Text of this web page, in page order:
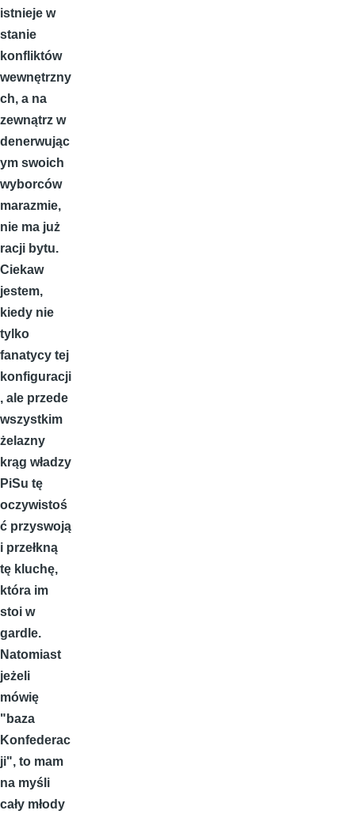
istnieje w
stanie
konfliktów
wewnętrzny
ch, a na
zewnątrz w
denerwując
ym swoich
wyborców
marazmie,
nie ma już
racji bytu.
Ciekaw
jestem,
kiedy nie
tylko
fanatycy tej
konfiguracji
, ale przede
wszystkim
żelazny
krąg władzy
PiSu tę
oczywistoś
ć przyswoją
i przełkną
tę kluchę,
która im
stoi w
gardle.
Natomiast
jeżeli
mówię
"baza
Konfederac
ji", to mam
na myśli
cały młody